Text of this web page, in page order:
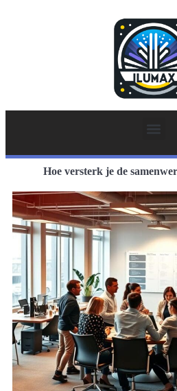
Hoe versterk je de